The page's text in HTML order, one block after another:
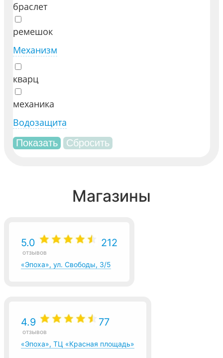
браслет
ремешок
Механизм
кварц
механика
Водозащита
Магазины
5.0 212
отзывов
«Эпоха», ул. Свободы, 3/5
4.9 77
отзывов
«Эпоха», ТЦ «Красная площадь»